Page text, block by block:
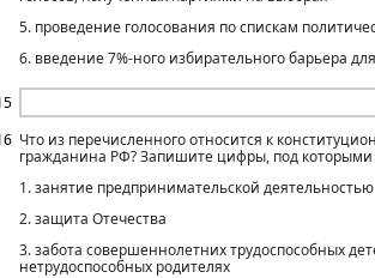
5. проведение голосования по спискам
6. введение 7%-ного избирательного барьера
Что из перечисленного относится к
гражданина РФ? Запишите цифры, под которыми
1. занятие предпринимательской деятельностью
2. защита Отечества
3. забота совершеннолетних трудоспособных
нетрудоспособных родителях